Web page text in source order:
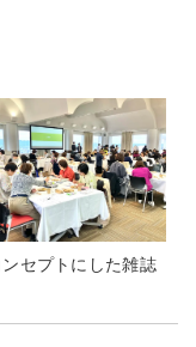
セプトにした雑誌